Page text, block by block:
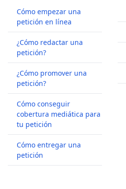
Cómo empezar una
petición en línea
¿Cómo redactar una
petición?
¿Cómo promover una
petición?
Cómo conseguir
cobertura mediática para
tu petición
Cómo entregar una
petición